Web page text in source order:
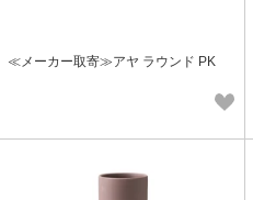
≪メーカー取寄≫アヤ ラウンド PK